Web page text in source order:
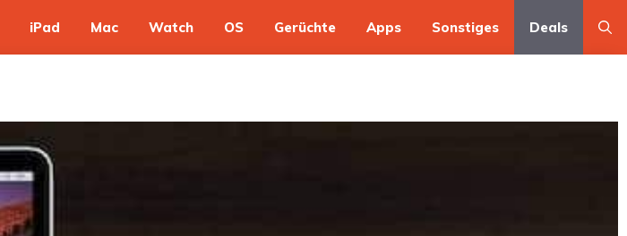
iPad Mac Watch OS Gerüchte Apps Sonstiges Deals